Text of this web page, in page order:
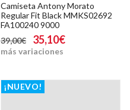
Camiseta Antony Morato
Regular Fit Black MMKS02692
FA100240 9000
39,00€
35,10€
más variaciones
¡NUEVO!